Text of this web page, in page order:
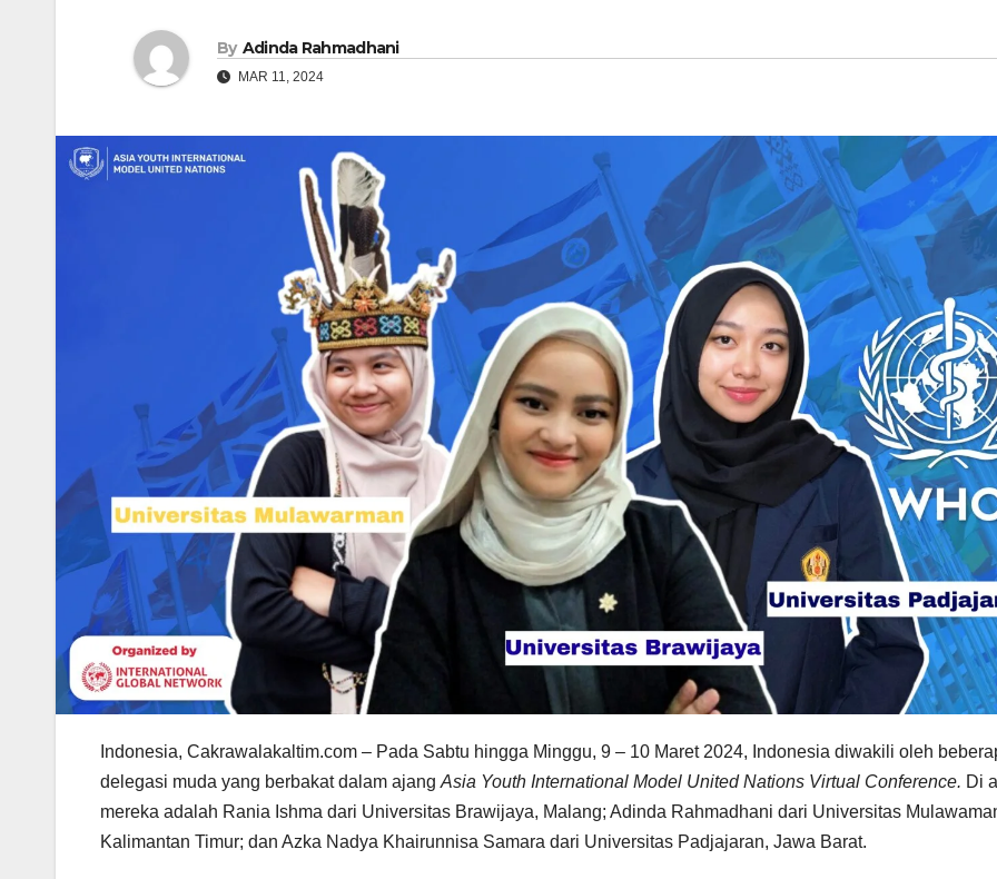
By Adinda Rahmadhani
MAR 11, 2024
Indonesia, Cakrawalakaltim.com – Pada Sabtu hingga Minggu, 9 – 10 Maret 2024, Indonesia diwakili oleh
delegasi muda yang berbakat dalam ajang Asia Youth International Model United Nations Virtual Conference. Di
mereka adalah Rania Ishma dari Universitas Brawijaya, Malang; Adinda Rahmadhani dari Universitas
Kalimantan Timur; dan Azka Nadya Khairunnisa Samara dari Universitas Padjajaran, Jawa Barat.